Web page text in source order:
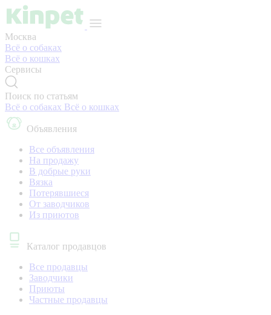
Москва
Всё о собаках
Всё о кошках
Сервисы
Поиск по статьям
Всё о собаках Всё о кошках
Объявления
Все объявления
На продажу
В добрые руки
Вязка
Потерявшиеся
От заводчиков
Из приютов
Каталог продавцов
Все продавцы
Заводчики
Приюты
Частные продавцы